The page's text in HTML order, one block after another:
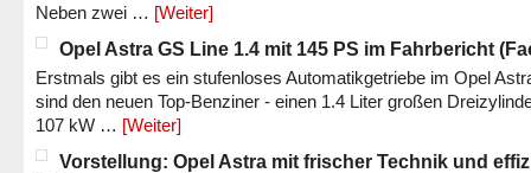
Neben zwei … [Weiter]
Opel Astra GS Line 1.4 mit 145 PS im Fahrbericht
Erstmals gibt es ein stufenloses Automatikgetriebe im Opel
sind den neuen Top-Benziner - einen 1.4 Liter großen
107 kW … [Weiter]
Vorstellung: Opel Astra mit frischer Technik und